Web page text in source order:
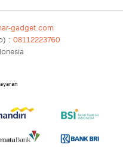
gadget.com
: 08112223760